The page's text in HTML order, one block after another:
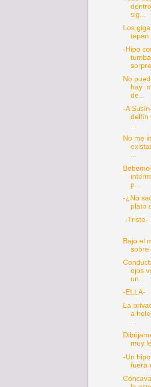
sig...
Los
tapan
-Hipo
No
hay
de...
-A
delfín
...
No me
...
p...
-¿No
plato
-
Bajo el
sobre
ojos
un...
-ELLA-
La
a
...
muy
-Un
fuera